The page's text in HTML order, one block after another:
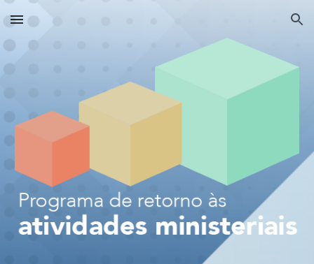
Skip to main content Skip to navigation